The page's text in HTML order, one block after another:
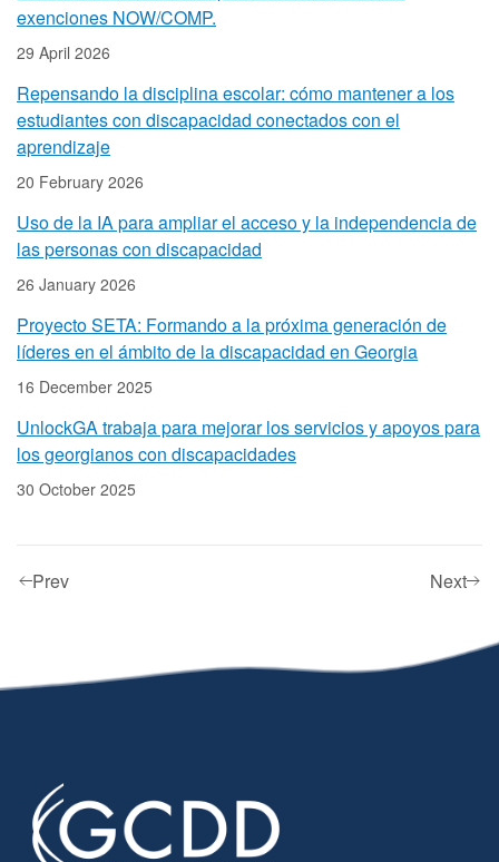
exenciones NOW/COMP.
29 April 2026
Repensando la disciplina escolar: cómo mantener a los
estudiantes con discapacidad conectados con el
aprendizaje
20 February 2026
Uso de la IA para ampliar el acceso y la independencia de
las personas con discapacidad
26 January 2026
Proyecto SETA: Formando a la próxima generación de
líderes en el ámbito de la discapacidad en Georgia
16 December 2025
UnlockGA trabaja para mejorar los servicios y apoyos para
los georgianos con discapacidades
30 October 2025
Prev Next